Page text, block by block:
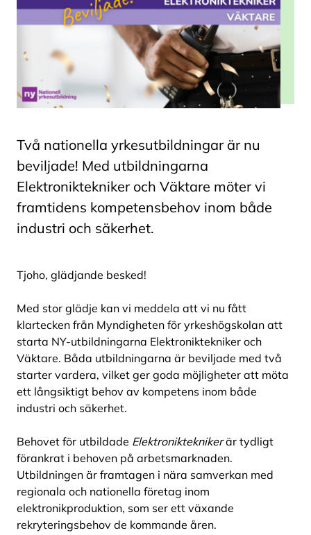
Två nationella yrkesutbildningar är nu
beviljade! Med utbildningarna
Elektroniktekniker och Väktare möter vi
framtidens kompetensbehov inom både
industri och säkerhet.
Tjoho, glädjande besked!
Med stor glädje kan vi meddela att vi nu fått
klartecken från Myndigheten för yrkeshögskolan att
starta NY-utbildningarna Elektroniktekniker och
Väktare. Båda utbildningarna är beviljade med två
starter vardera, vilket ger goda möjligheter att möta
ett långsiktigt behov av kompetens inom både
industri och säkerhet.
Behovet för utbildade Elektronikteknikerär tydligt
förankrat i behoven på arbetsmarknaden.
Utbildningen är framtagen i nära samverkan med
regionala och nationella företag inom
elektronikproduktion, som ser ett växande
rekryteringsbehov de kommande åren.